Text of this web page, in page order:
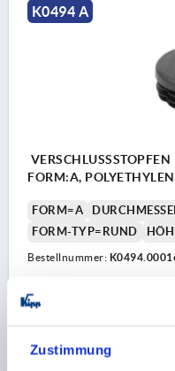
Zustimmung
K0494 A
FORM:A,
FORM=A
FORM-TYP=RUND
Bestellnummer:
0,17 €